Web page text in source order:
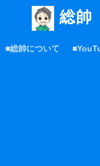
総帥
■総帥について